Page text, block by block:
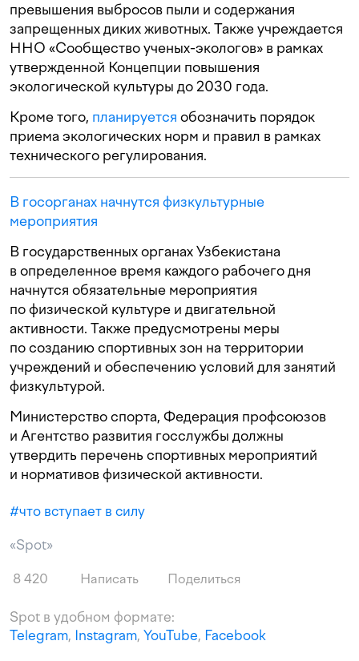
превышения выбросов пыли и содержания
запрещенных диких животных. Также учреждается
ННО «Сообщество ученых-экологов» в рамках
утвержденной Концепции повышения
экологической культуры до 2030 года.
Кроме того, планируется обозначить порядок
приема экологических норм и правил в рамках
технического регулирования.
В госорганах начнутся физкультурные
мероприятия
В государственных органах Узбекистана
в определенное время каждого рабочего дня
начнутся обязательные мероприятия
по физической культуре и двигательной
активности. Также предусмотрены меры
по созданию спортивных зон на территории
учреждений и обеспечению условий для занятий
физкультурой.
Министерство спорта, Федерация профсоюзов
и Агентство развития госслужбы должны
утвердить перечень спортивных мероприятий
и нормативов физической активности.
#что вступает в силу
«Spot»
8 420 Написать Поделиться
Spot в удобном формате:
Telegram, Instagram, YouTube, Facebook